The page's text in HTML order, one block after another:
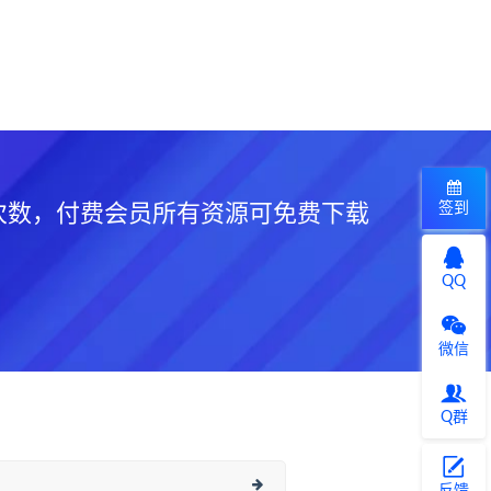
，付费会员所有资源可免费下载 签到
QQ
微信
Q群